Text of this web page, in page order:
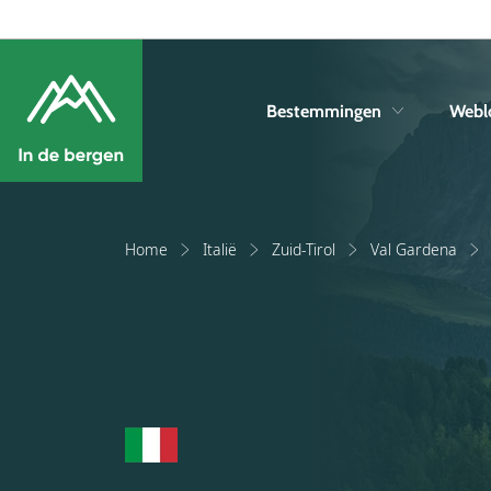
Bestemmingen
Home Italië Zuid-Tirol Val Gardena